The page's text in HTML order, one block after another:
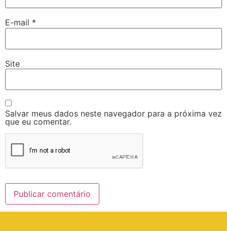
E-mail *
Site
Salvar meus dados neste navegador para a próxima vez
que eu comentar.